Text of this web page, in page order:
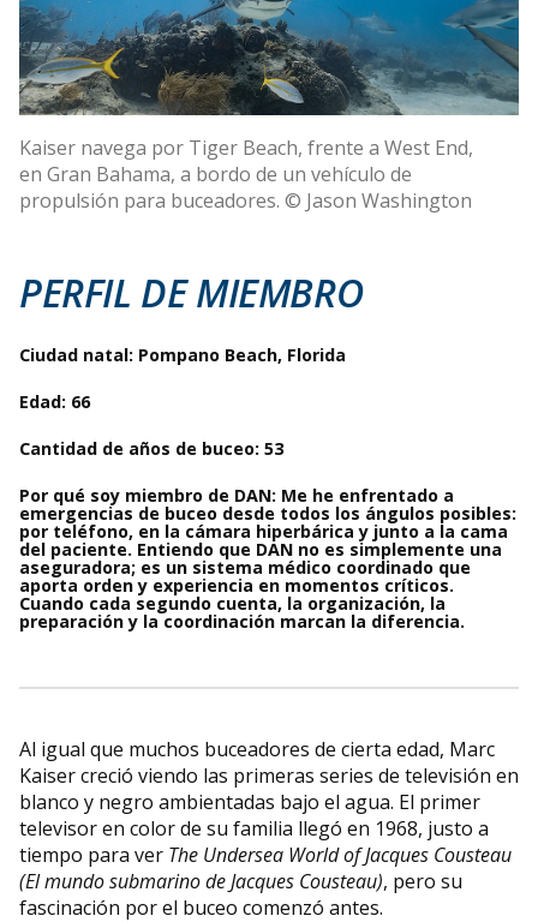
Kaiser navega por Tiger Beach, frente a West End,
en Gran Bahama, a bordo de un vehículo de
propulsión para buceadores. © Jason Washington
PERFIL DE MIEMBRO
Ciudad natal: Pompano Beach, Florida
Edad: 66
Cantidad de años de buceo: 53
Por qué soy miembro de DAN: Me he enfrentado a
emergencias de buceo desde todos los ángulos posibles:
por teléfono, en la cámara hiperbárica y junto a la cama
del paciente. Entiendo que DAN no es simplemente una
aseguradora; es un sistema médico coordinado que
aporta orden y experiencia en momentos críticos.
Cuando cada segundo cuenta, la organización, la
preparación y la coordinación marcan la diferencia.
Al igual que muchos buceadores de cierta edad, Marc
Kaiser creció viendo las primeras series de televisión en
blanco y negro ambientadas bajo el agua. El primer
televisor en color de su familia llegó en 1968, justo a
tiempo para ver The Undersea World of Jacques Cousteau
(El mundo submarino de Jacques Cousteau), pero su
fascinación por el buceo comenzó antes.